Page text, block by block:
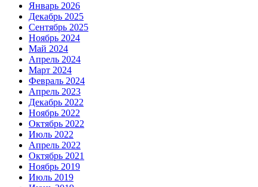
Январь 2026
Декабрь 2025
Сентябрь 2025
Ноябрь 2024
Май 2024
Апрель 2024
Март 2024
Февраль 2024
Апрель 2023
Декабрь 2022
Ноябрь 2022
Октябрь 2022
Июль 2022
Апрель 2022
Октябрь 2021
Ноябрь 2019
Июль 2019